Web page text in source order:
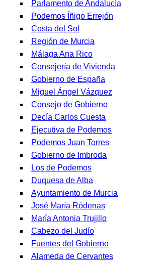
Parlamento de Andalucía
Podemos Íñigo Errejón
Costa del Sol
Región de Murcia
Málaga Ana Rico
Consejería de Vivienda
Gobierno de España
Miguel Ángel Vázquez
Consejo de Gobierno
Decía Carlos Cuesta
Ejecutiva de Podemos
Podemos Juan Torres
Gobierno de Imbroda
Los de Podemos
Duquesa de Alba
Ayuntamiento de Murcia
José María Ródenas
María Antonia Trujillo
Cabezo del Judío
Fuentes del Gobierno
Alameda de Cervantes